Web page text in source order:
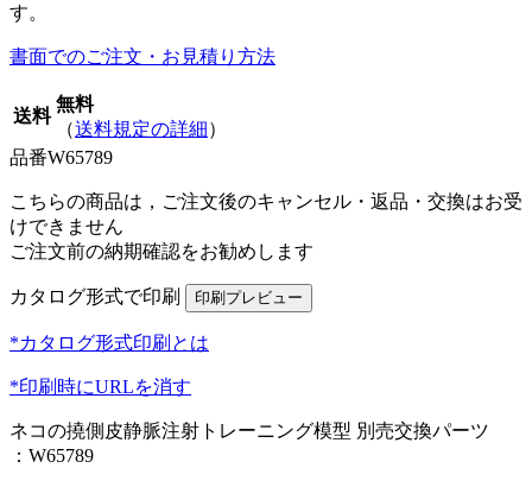
す。
書面でのご注文・お見積り方法
送料
無料
（送料規定の詳細）
品番W65789
こちらの商品は，ご注文後のキャンセル・返品・交換はお受
けできません
ご注文前の納期確認をお勧めします
カタログ形式で印刷
*カタログ形式印刷とは
*印刷時にURLを消す
ネコの撓側皮静脈注射トレーニング模型 別売交換パーツ
：W65789